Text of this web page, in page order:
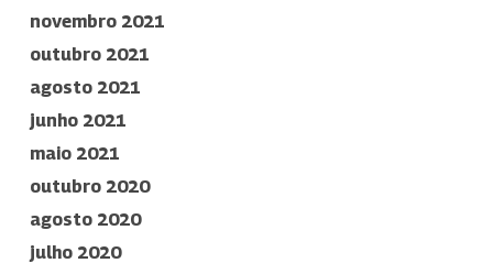
novembro 2021
outubro 2021
agosto 2021
junho 2021
maio 2021
outubro 2020
agosto 2020
julho 2020